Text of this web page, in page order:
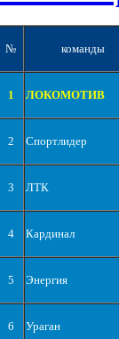
№ команды
1 ЛОКОМОТИВ
2 Спортлидер
3 ЛТК
4 Кардинал
5 Энергия
6 Ураган